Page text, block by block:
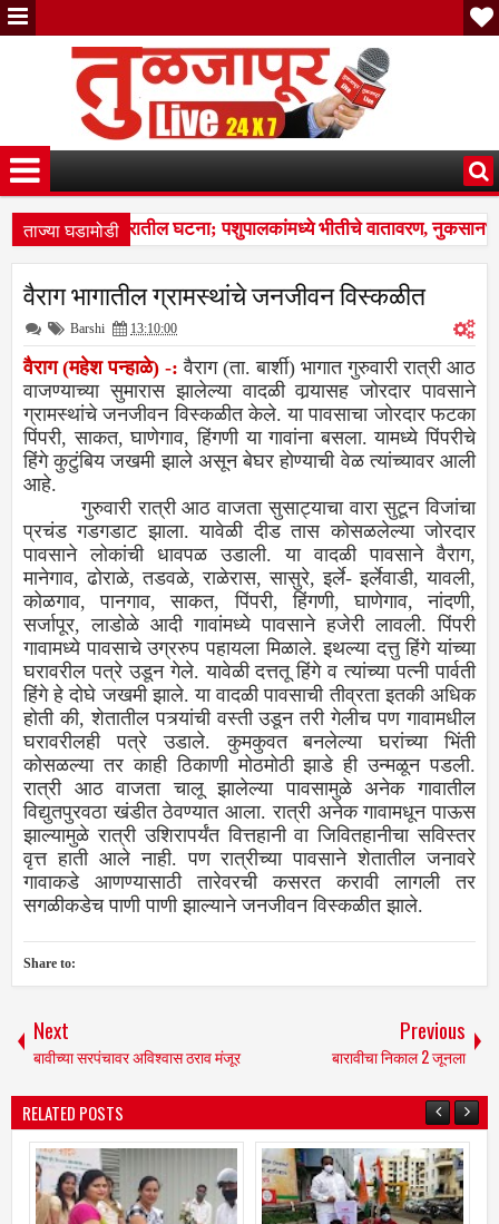
ताज्या घडामोडीशिवारातील घटना; पशुपालकांमध्ये भीतीचे वातावरण,
आर्थिक फसवणूक; परळीच्या आरोपीविरुद्ध नळदुर्ग पोलिसांत गुन्हा
शिवारातील घटना; पशुपालकांमध्ये भीतीचे वातावरण,
वैराग भागातील ग्रामस्थांचे जनजीवन विस्कळीत
Barshi 13:10:00
वैराग (महेश पन्‍हाळे) -:वैराग (ता. बार्शी) भागात गुरुवारी रात्री आठ
वाजण्याच्या सुमारास झालेल्या वादळी वार्‍यासह जोरदार पावसाने
ग्रामस्थांचे जनजीवन विस्कळीत केले. या पावसाचा जोरदार फटका
पिंपरी, साकत, घाणेगाव, हिंगणी या गावांना बसला. यामध्ये पिंपरीचे
हिंगे कुटुंबिय जखमी झाले असून बेघर होण्याची वेळ त्यांच्यावर आली
आहे.
गुरुवारी रात्री आठ वाजता सुसाट्याचा वारा सुटून विजांचा
प्रचंड गडगडाट झाला. यावेळी दीड तास कोसळलेल्या जोरदार
पावसाने लोकांची धावपळ उडाली. या वादळी पावसाने वैराग,
मानेगाव, ढोराळे, तडवळे, राळेरास, सासुरे, इर्ले- इर्लेवाडी, यावली,
कोळगाव, पानगाव, साकत, पिंपरी, हिंगणी, घाणेगाव, नांदणी,
सर्जापूर, लाडोळे आदी गावांमध्ये पावसाने हजेरी लावली. पिंपरी
गावामध्ये पावसाचे उग्ररुप पहायला मिळाले. इथल्या दत्तु हिंगे यांच्या
घरावरील पत्रे उडून गेले. यावेळी दत्ततू हिंगे व त्यांच्या पत्नी पार्वती
हिंगे हे दोघे जखमी झाले. या वादळी पावसाची तीव्रता इतकी अधिक
होती की, शेतातील पत्र्यांची वस्ती उडून तरी गेलीच पण गावामधील
घरावरीलही पत्रे उडाले. कुमकुवत बनलेल्या घरांच्या भिंती
कोसळल्या तर काही ठिकाणी मोठमोठी झाडे ही उन्मळून पडली.
रात्री आठ वाजता चालू झालेल्या पावसामुळे अनेक गावातील
विद्युतपुरवठा खंडीत ठेवण्यात आला. रात्री अनेक गावामधून पाऊस
झाल्यामुळे रात्री उशिरापर्यंत वित्तहानी वा जिवितहानीचा सविस्तर
वृत्त हाती आले नाही. पण रात्रीच्या पावसाने शेतातील जनावरे
गावाकडे आणण्यासाठी तारेवरची कसरत करावी लागली तर
सगळीकडेच पाणी पाणी झाल्याने जनजीवन विस्कळीत झाले.
Share to:
Next
बावीच्या सरपंचावर अविश्वास ठराव मंजूर
Previous
बारावीचा निकाल 2 जूनला
RELATED POSTS